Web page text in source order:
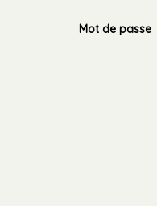
Mot de passe